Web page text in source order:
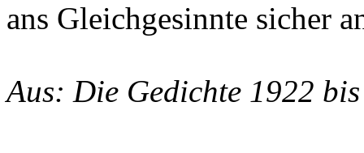
ans Gleichgesinnte sicher
Aus: Die Gedichte 1922